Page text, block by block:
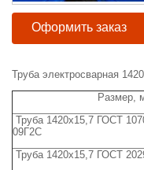
Оформить заказ
Труба электросварная
Размер,
Труба 1420х15,7 ГОСТ
09Г2С
Труба 1420х15,7 ГОСТ